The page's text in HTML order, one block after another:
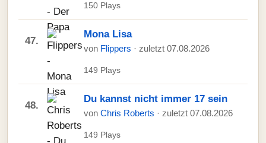
150 Plays
47.
Mona Lisa
von Flippers · zuletzt 07.08.2026
149 Plays
48.
Du kannst nicht immer 17 sein
von Chris Roberts · zuletzt 07.08.2026
149 Plays